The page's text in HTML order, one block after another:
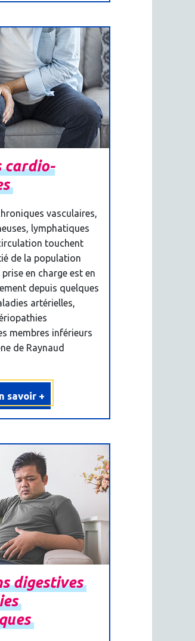
cardio-
vasculaires,
lymphatiques
touchent
de la population
en charge est en
depuis quelques
artérielles,
membres inférieurs
de Raynaud
savoir +
digestives